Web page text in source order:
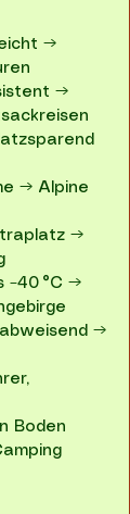
→
→
→ Alpine
→
−40 °C →
→
Boden